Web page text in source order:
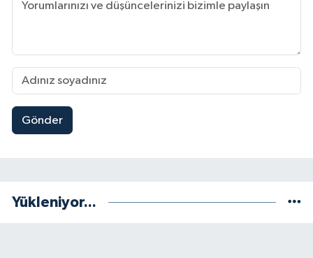
Gönder
Yükleniyor...